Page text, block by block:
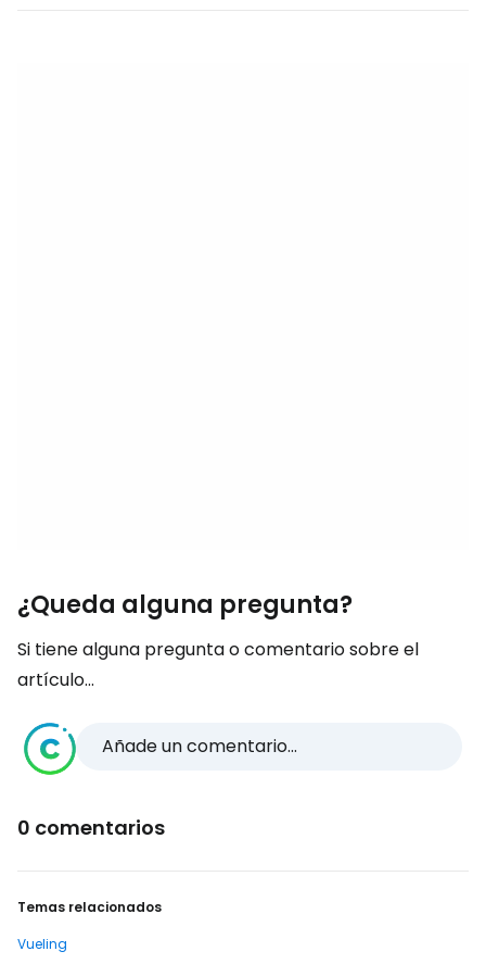
¿Queda alguna pregunta?
Si tiene alguna pregunta o comentario sobre el
artículo...
Añade un comentario...
0 comentarios
Temas relacionados
Vueling